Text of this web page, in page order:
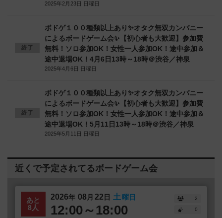
2025年2月23日 日曜日
終了
ボドゲ１００種類以上あり✨オタク無双カンパニー
によるボードゲーム会✨【初心者も大歓迎】参加費
無料！ソロ参加OK！女性一人参加OK！途中参加＆
途中退場OK！4月6日13時～18時＠渋谷／神泉
2025年4月6日 日曜日
終了
ボドゲ１００種類以上あり✨オタク無双カンパニー
によるボードゲーム会✨【初心者も大歓迎】参加費
無料！ソロ参加OK！女性一人参加OK！途中参加＆
途中退場OK！5月11日13時～18時＠渋谷／神泉
2025年5月11日 日曜日
近くで予定されてるボードゲーム会
あと
8人
2026年 08 月 22日 土曜日
12:00～18:00
2
0